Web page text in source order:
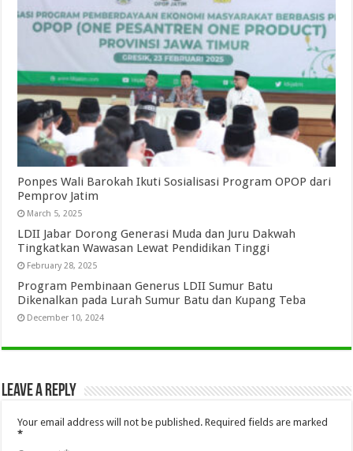
Ponpes Wali Barokah Ikuti Sosialisasi Program OPOP dari
Pemprov Jatim
March 5, 2025
LDII Jabar Dorong Generasi Muda dan Juru Dakwah
Tingkatkan Wawasan Lewat Pendidikan Tinggi
February 28, 2025
Program Pembinaan Generus LDII Sumur Batu
Dikenalkan pada Lurah Sumur Batu dan Kupang Teba
December 10, 2024
Leave a Reply
Your email address will not be published. Required fields are marked
*